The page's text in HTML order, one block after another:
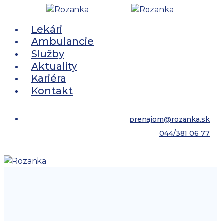
main
content
Lekári
Ambulancie
Služby
Aktuality
Kariéra
Kontakt
prenajom@rozanka.sk
044/381 06 77